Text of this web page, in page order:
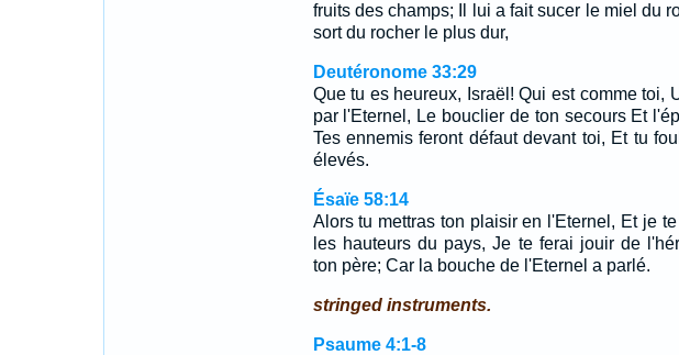
fruits des champs; Il lui a fait sucer le miel du
sort du rocher le plus dur,
Deutéronome 33:29
Que tu es heureux, Israël! Qui est comme toi,
par l'Eternel, Le bouclier de ton secours Et
Tes ennemis feront défaut devant toi, Et tu
élevés.
Ésaïe 58:14
Alors tu mettras ton plaisir en l'Eternel, Et je
les hauteurs du pays, Je te ferai jouir de
ton père; Car la bouche de l'Eternel a parlé.
stringed instruments.
Psaume 4:1-8